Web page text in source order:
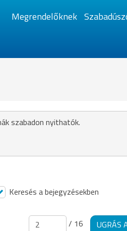
Megrendelőknek
szabadon nyithatók.
Keresés a bejegyzésekben
/ 16
UGRÁS